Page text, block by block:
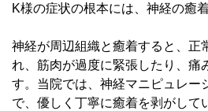
K様の症状の根本には、神経の癒
神経が周辺組織と癒着すると、正
れ、筋肉が過度に緊張したり、痛
す。当院では、神経マニピュレー
で、優しく丁寧に癒着を剥がして